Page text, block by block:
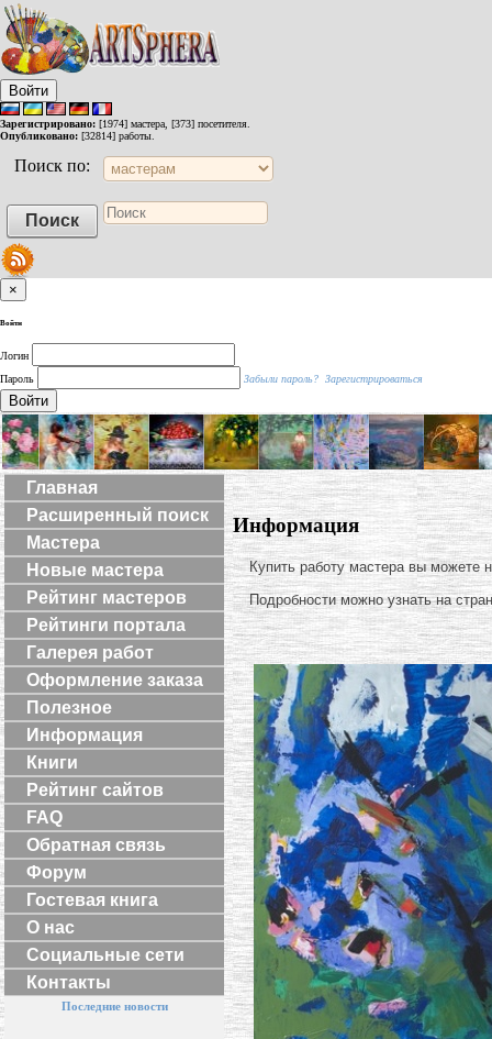
Войти
Зарегистрировано: [1974] мастера, [373] посетителя.
Опубликовано: [32814] работы.
Поиск по:
×
Войти
Логин
Пароль
Забыли пароль? Зарегистрироваться
Войти
Главная
Расширенный поиск
Мастера
Новые мастера
Рейтинг мастеров
Рейтинги портала
Галерея работ
Оформление заказа
Полезное
Информация
Книги
Рейтинг сайтов
FAQ
Обратная связь
Форум
Гостевая книга
О нас
Социальные сети
Контакты
Последние новости
Информация
Купить работу мастера вы можете
Подробности можно узнать на